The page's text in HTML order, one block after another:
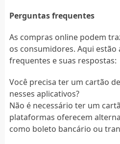
Perguntas frequentes
As compras online podem
os consumidores. Aqui
frequentes e suas respostas:
Você precisa ter um cartão
nesses aplicativos?
Não é necessário ter um
plataformas oferecem
como boleto bancário ou